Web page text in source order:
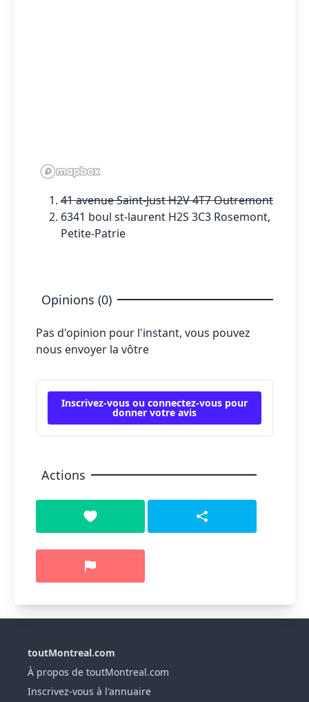
41 avenue Saint-Just H2V 4T7 Outremont
6341 boul st-laurent H2S 3C3 Rosemont,
Petite-Patrie
Opinions (0)
Pas d'opinion pour l'instant, vous pouvez
nous envoyer la vôtre
Inscrivez-vous ou connectez-vous pour
donner votre avis
Actions
toutMontreal.com
À propos de toutMontreal.com
Inscrivez-vous à l'annuaire